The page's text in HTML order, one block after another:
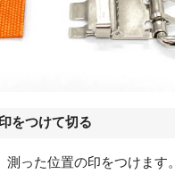
をつけて切る
った位置の印をつけます。